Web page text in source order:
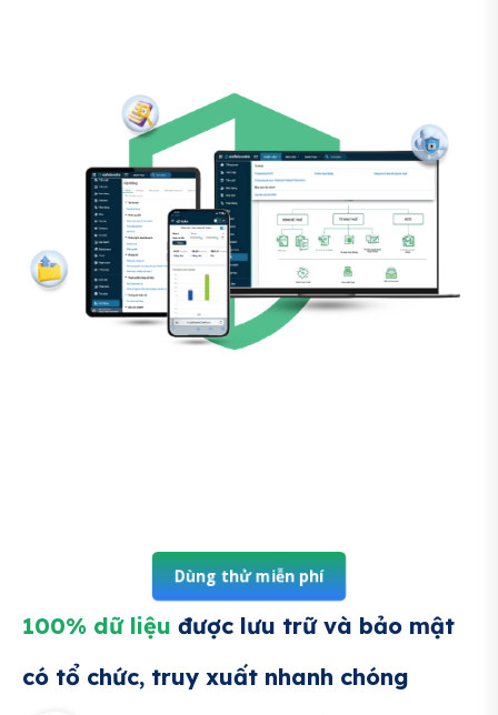
Dùng thử miễn phí
100% dữ liệu được lưu trữ và bảo mật
có tổ chức, truy xuất nhanh chóng